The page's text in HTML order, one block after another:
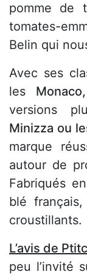
pomme de
tomates-
Belin qui
Avec ses
les
versions
Minizza ou
marque
autour de
Fabriqués
blé
croustillants.
L’avis de
peu l’invité